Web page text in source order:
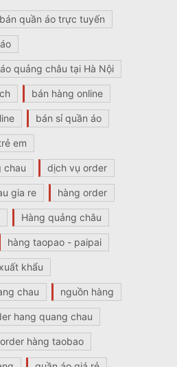
quần áo trực tuyến
quảng châu tại Hà Nội
bán hàng online
bán sỉ quần áo
em
chau dịch vụ order
gia re hàng order
Hàng quảng châu
hàng taopao - paipai
khẩu
chau nguồn hàng
hang quang chau
order hàng taobao